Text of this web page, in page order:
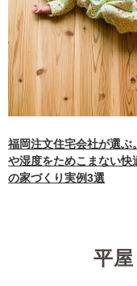
福岡注文住宅会社が選ぶ
や湿度をためこまない快
の家づくり実例3選
平